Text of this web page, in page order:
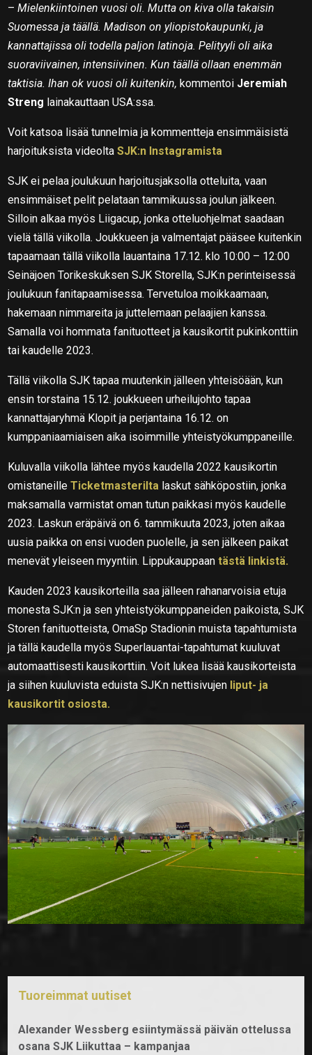
–Mielenkiintoinen vuosi oli. Mutta on kiva olla takaisin
Suomessa ja täällä. Madison on yliopistokaupunki, ja
kannattajissa oli todella paljon latinoja. Pelityyli oli aika
suoraviivainen, intensiivinen. Kun täällä ollaan enemmän
taktisia. Ihan ok vuosi oli kuitenkin, kommentoi Jeremiah
Streng lainakauttaan USA:ssa.
Voit katsoa lisää tunnelmia ja kommentteja ensimmäisistä
harjoituksista videoltaSJK:n Instagramista
SJK ei pelaa joulukuun harjoitusjaksolla otteluita, vaan
ensimmäiset pelit pelataan tammikuussa joulun jälkeen.
Silloin alkaa myös Liigacup, jonka otteluohjelmat saadaan
vielä tällä viikolla. Joukkueen ja valmentajat pääsee kuitenkin
tapaamaan tällä viikolla lauantaina 17.12. klo 10:00 – 12:00
Seinäjoen Torikeskuksen SJK Storella, SJK:n perinteisessä
joulukuun fanitapaamisessa. Tervetuloa moikkaamaan,
hakemaan nimmareita ja juttelemaan pelaajien kanssa.
Samalla voi hommata fanituotteet ja kausikortit pukinkonttiin
tai kaudelle 2023.
Tällä viikolla SJK tapaa muutenkin jälleen yhteisöään, kun
ensin torstaina 15.12. joukkueen urheilujohto tapaa
kannattajaryhmä Klopit ja perjantaina 16.12. on
kumppaniaamiaisen aika isoimmille yhteistyökumppaneille.
Kuluvalla viikolla lähtee myös kaudella 2022 kausikortin
omistaneilleTicketmasterilta laskut sähköpostiin, jonka
maksamalla varmistat oman tutun paikkasi myös kaudelle
2023. Laskun eräpäivä on 6. tammikuuta 2023, joten aikaa
uusia paikka on ensi vuoden puolelle, ja sen jälkeen paikat
menevät yleiseen myyntiin. Lippukauppaantästä linkistä.
Kauden 2023 kausikorteilla saa jälleen rahanarvoisia etuja
monesta SJK:n ja sen yhteistyökumppaneiden paikoista, SJK
Storen fanituotteista, OmaSp Stadionin muista tapahtumista
ja tällä kaudella myös Superlauantai-tapahtumat kuuluvat
automaattisesti kausikorttiin. Voit lukea lisää kausikorteista
ja siihen kuuluvista eduista SJK:n nettisivujen liput- ja
kausikortit osiosta.
Tuoreimmat uutiset
Alexander Wessberg esiintymässä päivän ottelussa
osana SJK Liikuttaa – kampanjaa